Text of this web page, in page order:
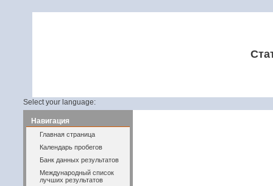
Select your language:
Навигация
Главная страница
Календарь пробегов
Банк данных результатов
Международный список
лучших результатов